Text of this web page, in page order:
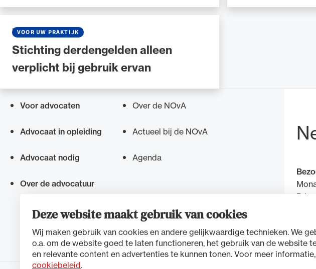
Deze website maakt gebruik van cookies
Wij maken gebruik van cookies en andere gelijkwaardige technieken. We
o.a. om de website goed te laten functioneren, het gebruik van de website
en relevante content en advertenties te kunnen tonen. Voor meer
cookiebeleid.
Stichting derdengelden alleen
verplicht bij gebruik ervan
VOOR UW PRAKTIJK
NIEUWS•07 JULI 2016
Voor advocaten
Advocaat in opleiding
Advocaat nodig
Over de advocatuur
Over de NOvA
Actueel bij de NOvA
Agenda